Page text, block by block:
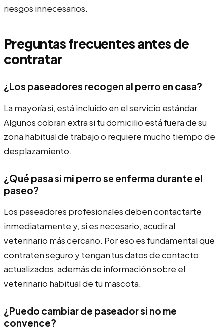
riesgos innecesarios.
Preguntas frecuentes antes de
contratar
¿Los paseadores recogen al perro en casa?
La mayoría sí, está incluido en el servicio estándar.
Algunos cobran extra si tu domicilio está fuera de su
zona habitual de trabajo o requiere mucho tiempo de
desplazamiento.
¿Qué pasa si mi perro se enferma durante el
paseo?
Los paseadores profesionales deben contactarte
inmediatamente y, si es necesario, acudir al
veterinario más cercano. Por eso es fundamental que
contraten seguro y tengan tus datos de contacto
actualizados, además de información sobre el
veterinario habitual de tu mascota.
¿Puedo cambiar de paseador si no me
convence?